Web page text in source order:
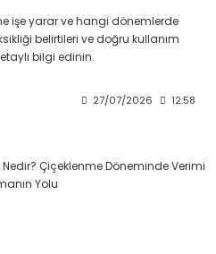
işe yarar ve hangi dönemlerde
belirtileri ve doğru kullanım
bilgi edinin.
27/07/2026 12:58